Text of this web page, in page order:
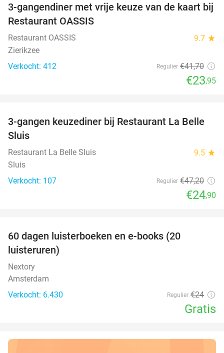
43%
3-gangendiner met vrije keuze van de kaart bij
Restaurant OASSIS
Restaurant OASSIS 9.7 star
Zierikzee
Verkocht: 412
Regulier €41,70
€23,95
47%
3-gangen keuzediner bij Restaurant La Belle
Sluis
Restaurant La Belle Sluis 9.5 star
Sluis
Verkocht: 107
Regulier €47,20
€24,90
60 dagen luisterboeken en e-books (20
luisteruren)
Nextory
Amsterdam
Verkocht: 6.430
Regulier €24
Gratis